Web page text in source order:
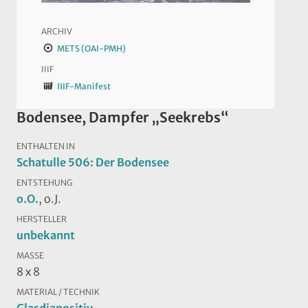
ARCHIV
METS (OAI-PMH)
IIIF
IIIF-Manifest
Bodensee, Dampfer „Seekrebs“
ENTHALTEN IN
Schatulle 506: Der Bodensee
ENTSTEHUNG
o.O., o.J.
HERSTELLER
unbekannt
MASSE
8 x 8
MATERIAL / TECHNIK